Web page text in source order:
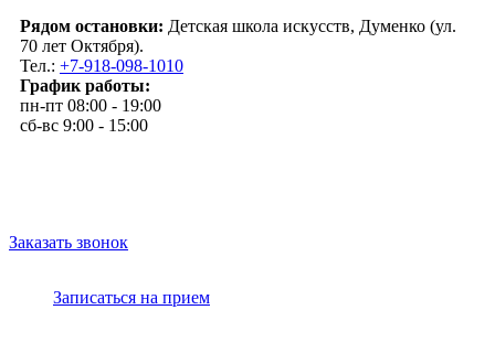
Рядом остановки: Детская школа искусств, Думенко (ул.
70 лет Октября).
Тел.: +7-918-098-1010
График работы:
пн-пт 08:00 - 19:00
сб-вс 9:00 - 15:00
Заказать звонок
Записаться на прием